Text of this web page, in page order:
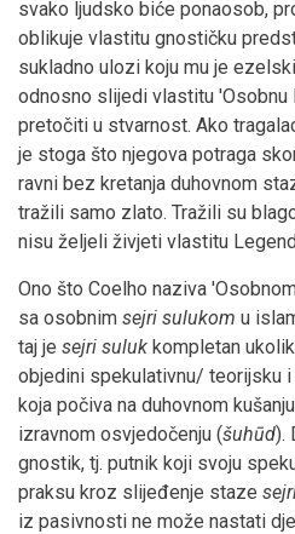
svako ljudsko biće ponaosob,
oblikuje vlastitu gnostičku
sukladno ulozi koju mu je
odnosno slijedi vlastitu 'Osobnu
pretočiti u stvarnost. Ako
je stoga što njegova potraga
ravni bez kretanja duhovnom
tražili samo zlato. Tražili su
nisu željeli živjeti vlastitu
Ono što Coelho naziva
sa osobnim sejri sulukom u
taj je sejri suluk kompletan
objedini spekulativnu/ teorijsku
koja počiva na duhovnom
izravnom osvjedočenju (šuhūd).
gnostik, tj. putnik koji svoju
praksu kroz slijeđenje staze
iz pasivnosti ne može nastati